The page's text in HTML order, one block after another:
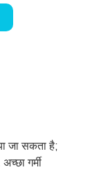
जा सकता है;
गर्मी